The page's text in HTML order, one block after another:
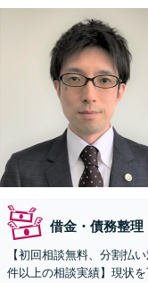
借金・債務整理
【初回相談無料、分割払
件以上の相談実績】現状